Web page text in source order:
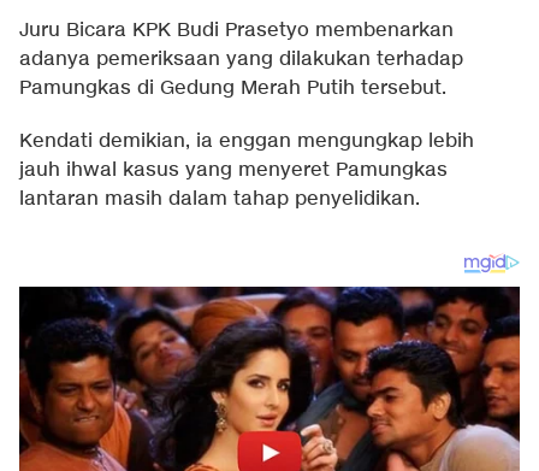
Juru Bicara KPK Budi Prasetyo membenarkan
adanya pemeriksaan yang dilakukan terhadap
Pamungkas di Gedung Merah Putih tersebut.
Kendati demikian, ia enggan mengungkap lebih
jauh ihwal kasus yang menyeret Pamungkas
lantaran masih dalam tahap penyelidikan.